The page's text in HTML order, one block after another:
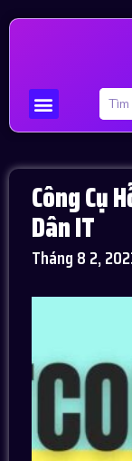
Công Cụ
Dân IT
Tháng 8 2,